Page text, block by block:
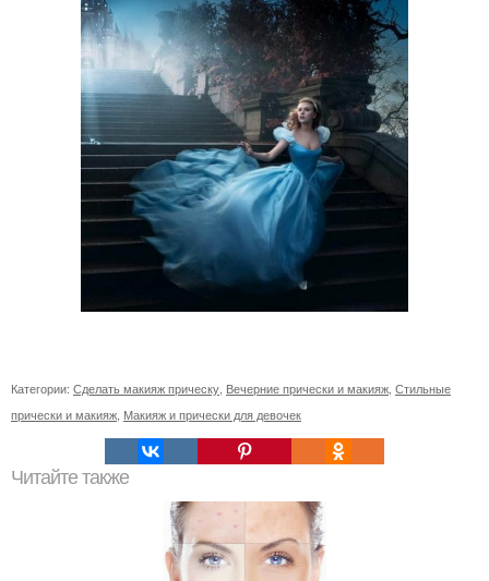
Категории: Сделать макияж прическу Вечерние прически и макияж Стильные
прически и макияж Макияж и прически для девочек
Читайте также